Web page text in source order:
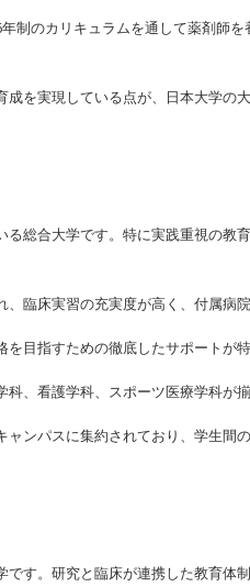
制のカリキュラムを通して薬剤師
を実現している点が、日本大学の大
総合大学です。特に実践重視の教
、臨床実習の充実度が高く、付属病
目指すための徹底したサポートが特
、看護学科、スポーツ医療学科が
ンパスに集約されており、学生間
す。研究と臨床が連携した教育体